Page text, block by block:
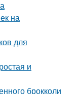
на
для
и
брокколи